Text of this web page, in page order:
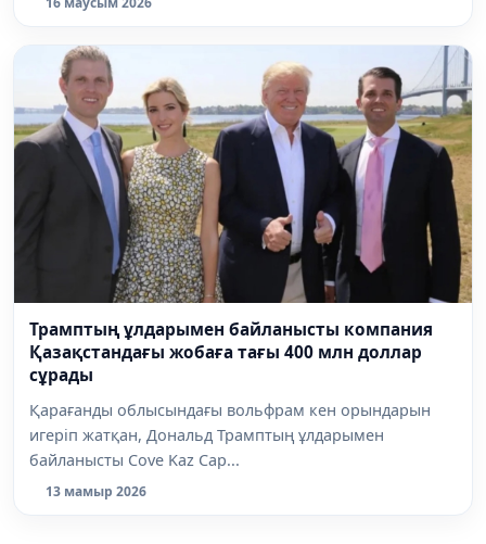
Трамптың ұлдарымен байланысты компания
Қазақстандағы жобаға тағы 400 млн доллар
сұрады
Қарағанды облысындағы вольфрам кен орындарын
игеріп жатқан, Дональд Трамптың ұлдарымен
байланысты Cove Kaz Cap...
13 мамыр 2026